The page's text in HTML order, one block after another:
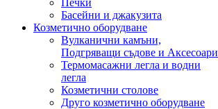
Печки
Басейни и джакузита
Козметично оборудване
Вулканични камъни,
Подгряващи съдове и Аксесоари
Термомасажни легла и водни
легла
Козметични столове
Друго козметично оборудване